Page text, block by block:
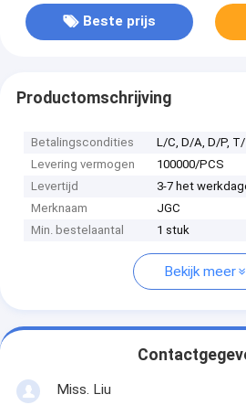
Beste prijs
Productomschrijving
Betalingscondities
L/C, D/A, D/P,
Levering vermogen
100000/PCS
Levertijd
3-7 het
Merknaam
JGC
Min. bestelaantal
1 stuk
Bekijk meer
Miss. Liu